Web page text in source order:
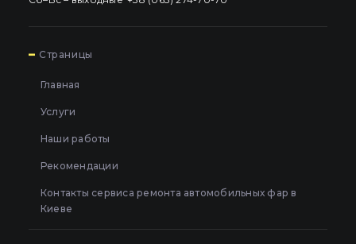
Страницы
Главная
Услуги
Наши работы
Рекомендации
Контакты сервиса ремонта автомобильных фар в
Киеве